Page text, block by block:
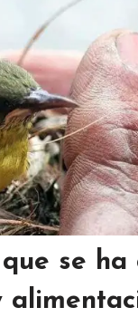
se ha